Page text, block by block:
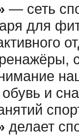
— сеть
для
и
делает